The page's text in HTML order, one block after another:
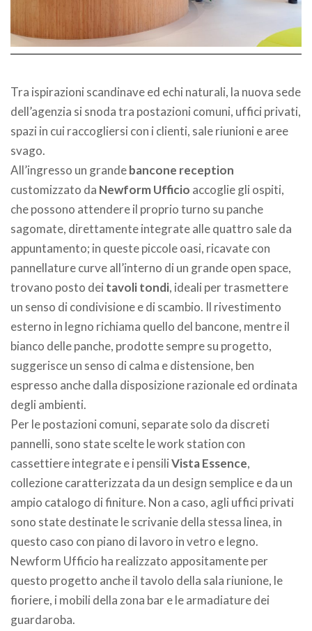
Tra ispirazioni scandinave ed echi naturali, la nuova sede
dell’agenzia si snoda tra postazioni comuni, uffici privati,
spazi in cui raccogliersi con i clienti, sale riunioni e aree
svago.
All’ingresso un grandebancone reception
customizzato da Newform Ufficio accoglie gli ospiti,
che possono attendere il proprio turno su panche
sagomate, direttamente integrate alle quattro sale da
appuntamento; in queste piccole oasi, ricavate con
pannellature curve all’interno di un grande open space,
trovano posto dei tavoli tondi, ideali per trasmettere
un senso di condivisione e di scambio. Il rivestimento
esterno in legno richiama quello del bancone, mentre il
bianco delle panche, prodotte sempre su progetto,
suggerisce un senso di calma e distensione, ben
espresso anche dalla disposizione razionale ed ordinata
degli ambienti.
Per le postazioni comuni, separate solo da discreti
pannelli, sono state scelte le work station con
cassettiere integrate e i pensiliVista Essence,
collezione caratterizzata da un design semplice e da un
ampio catalogo di finiture. Non a caso, agli uffici privati
sono state destinate le scrivanie della stessa linea, in
questo caso con piano di lavoro in vetro e legno.
Newform Ufficio ha realizzato appositamente per
questo progetto anche il tavolo della sala riunione, le
fioriere, i mobili della zona bar e le armadiature dei
guardaroba.